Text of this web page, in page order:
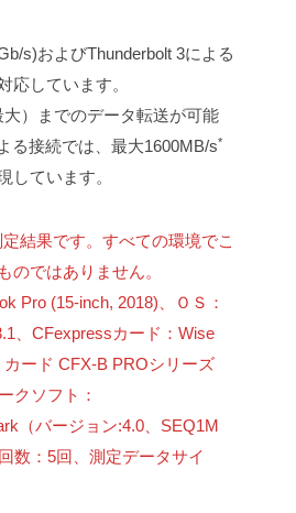
s)およびThunderbolt 3による
応しています。
）までのデータ転送が可能
る接続では、最大1600MB/s*
しています。
結果です。すべての環境でこ
のではありません。
Pro (15-inch, 2018)、ＯＳ：
、CFexpressカード：Wise
ード CFX-B PROシリーズ
クソフト：
（バージョン:4.0、SEQ1M
数：5回、測定データサイ